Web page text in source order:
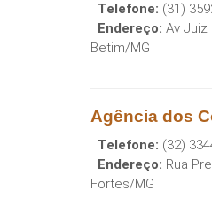
Telefone: (31)
Endereço: Av Juiz
Betim/MG
Agência dos
Telefone: (32)
Endereço: Rua
Fortes/MG